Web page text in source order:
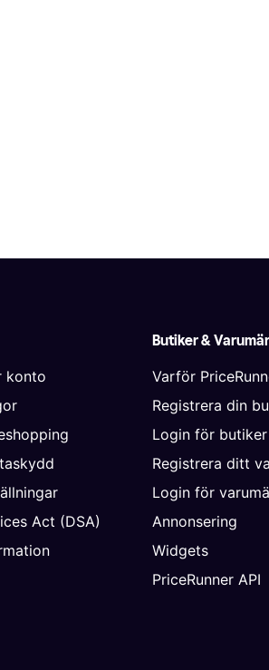
konto
Act (DSA)
Butiker &
Varför
Registrera din
Login för butiker
Registrera ditt
Login för
Annonsering
Widgets
PriceRunner API